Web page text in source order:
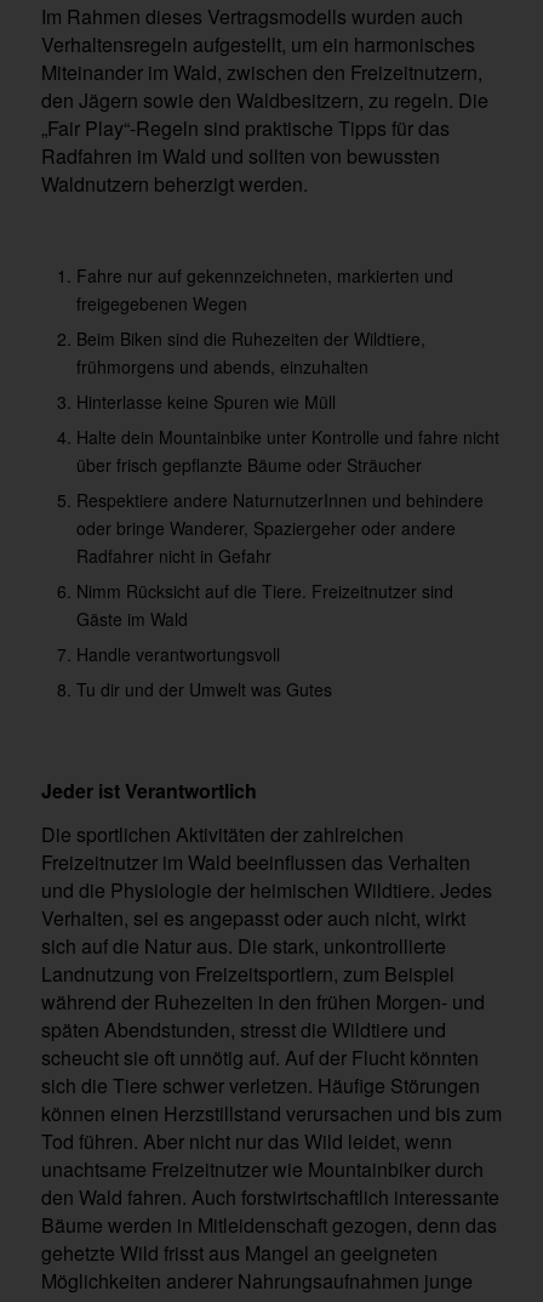
Im Rahmen dieses Vertragsmodells wurden auch
Verhaltensregeln aufgestellt, um ein harmonisches
Miteinander im Wald, zwischen den Freizeitnutzern,
den Jägern sowie den Waldbesitzern, zu regeln. Die
„Fair Play“-Regeln sind praktische Tipps für das
Radfahren im Wald und sollten von bewussten
Waldnutzern beherzigt werden.
Fahre nur auf gekennzeichneten, markierten und
freigegebenen Wegen
Beim Biken sind die Ruhezeiten der Wildtiere,
frühmorgens und abends, einzuhalten
Hinterlasse keine Spuren wie Müll
Halte dein Mountainbike unter Kontrolle und fahre nicht
über frisch gepflanzte Bäume oder Sträucher
Respektiere andere NaturnutzerInnen und behindere
oder bringe Wanderer, Spaziergeher oder andere
Radfahrer nicht in Gefahr
Nimm Rücksicht auf die Tiere. Freizeitnutzer sind
Gäste im Wald
Handle verantwortungsvoll
Tu dir und der Umwelt was Gutes
Jeder ist Verantwortlich
Die sportlichen Aktivitäten der zahlreichen
Freizeitnutzer im Wald beeinflussen das Verhalten
und die Physiologie der heimischen Wildtiere. Jedes
Verhalten, sei es angepasst oder auch nicht, wirkt
sich auf die Natur aus. Die stark, unkontrollierte
Landnutzung von Freizeitsportlern, zum Beispiel
während der Ruhezeiten in den frühen Morgen- und
späten Abendstunden, stresst die Wildtiere und
scheucht sie oft unnötig auf. Auf der Flucht könnten
sich die Tiere schwer verletzen. Häufige Störungen
können einen Herzstillstand verursachen und bis zum
Tod führen. Aber nicht nur das Wild leidet, wenn
unachtsame Freizeitnutzer wie Mountainbiker durch
den Wald fahren. Auch forstwirtschaftlich interessante
Bäume werden in Mitleidenschaft gezogen, denn das
gehetzte Wild frisst aus Mangel an geeigneten
Möglichkeiten anderer Nahrungsaufnahmen junge